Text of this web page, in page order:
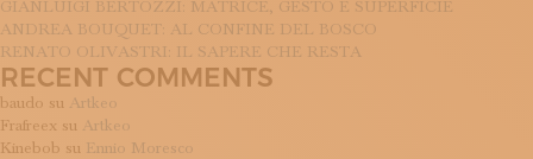
GIANLUIGI BERTOZZI: MATRICE, GESTO E SUPERFICIE
ANDREA BOUQUET: AL CONFINE DEL BOSCO
RENATO OLIVASTRI: IL SAPERE CHE RESTA
RECENT COMMENTS
baudo su Artkeo
Frafreex su Artkeo
Kinebob su Ennio Moresco